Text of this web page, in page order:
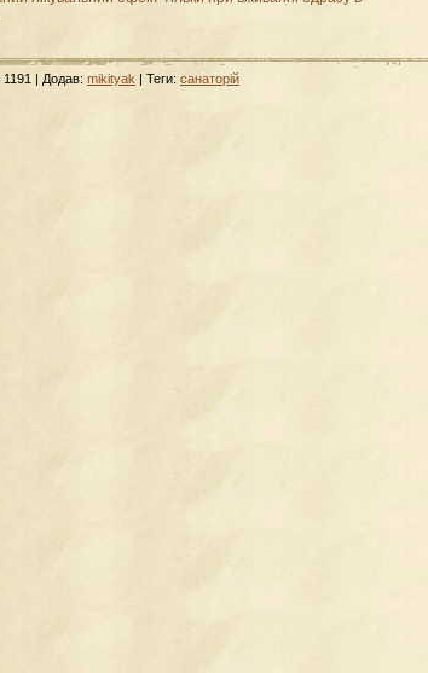
1191 | Додав: mikityak | Теги: санаторій